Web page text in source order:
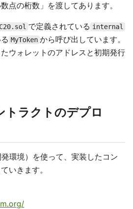
点の桁数」を渡してあります。
で定義されている internal
MyToken から呼び出しています。
ウォレットのアドレスと初期発行
トラクトのデプロ
環境）を使って、実装したコン
いきます。